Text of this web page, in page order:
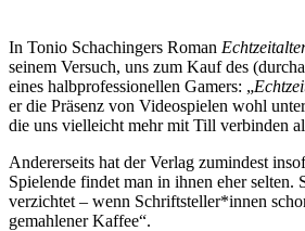
In Tonio Schachingers Roman
seinem Versuch, uns zum Kauf des
eines halbprofessionellen Gamers: „
er die Präsenz von Videospielen wohl
die uns vielleicht mehr mit Till verbinden
Andererseits hat der Verlag zumindest
Spielende findet man in ihnen eher selten.
verzichtet – wenn Schriftsteller*innen
gemahlener Kaffee“.